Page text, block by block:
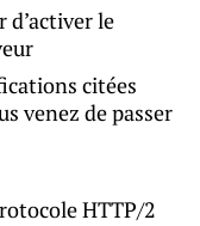
d’activer le
citées
venez de passer
HTTP/2